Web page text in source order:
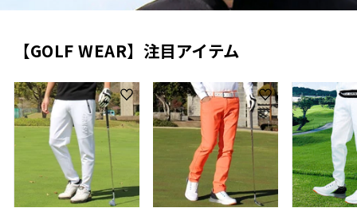
【GOLF WEAR】注目アイテム